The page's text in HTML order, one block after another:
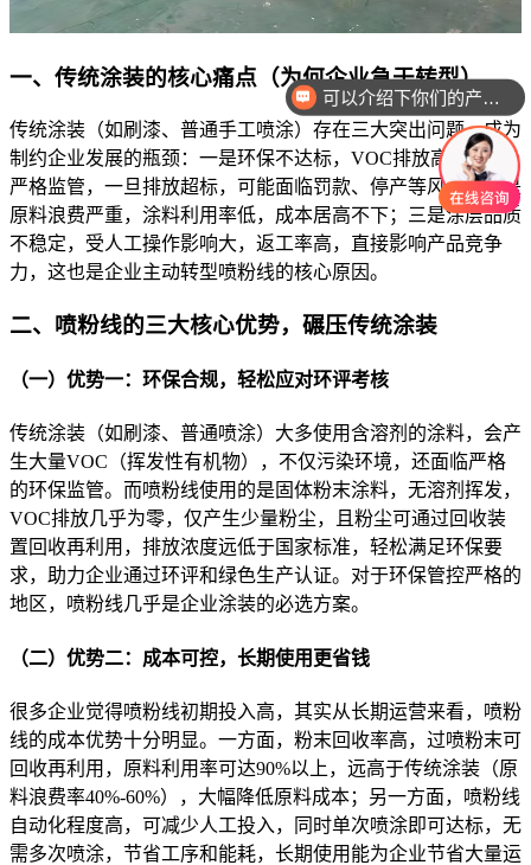
一、传统涂装的核心痛点（为何企业急于转型）
传统涂装（如刷漆、普通手工喷涂）存在三大突出问题，成为
制约企业发展的瓶颈：一是环保不达标，VOC排放高，面临
严格监管，一旦排放超标，可能面临罚款、停产等风险；二是
原料浪费严重，涂料利用率低，成本居高不下；三是涂层品质
不稳定，受人工操作影响大，返工率高，直接影响产品竞争
力，这也是企业主动转型喷粉线的核心原因。
二、喷粉线的三大核心优势，碾压传统涂装
（一）优势一：环保合规，轻松应对环评考核
传统涂装（如刷漆、普通喷涂）大多使用含溶剂的涂料，会产
生大量VOC（挥发性有机物），不仅污染环境，还面临严格
的环保监管。而喷粉线使用的是固体粉末涂料，无溶剂挥发，
VOC排放几乎为零，仅产生少量粉尘，且粉尘可通过回收装
置回收再利用，排放浓度远低于国家标准，轻松满足环保要
求，助力企业通过环评和绿色生产认证。对于环保管控严格的
地区，喷粉线几乎是企业涂装的必选方案。
（二）优势二：成本可控，长期使用更省钱
很多企业觉得喷粉线初期投入高，其实从长期运营来看，喷粉
线的成本优势十分明显。一方面，粉末回收率高，过喷粉末可
回收再利用，原料利用率可达90%以上，远高于传统涂装（原
料浪费率40%-60%），大幅降低原料成本；另一方面，喷粉线
自动化程度高，可减少人工投入，同时单次喷涂即可达标，无
需多次喷涂，节省工序和能耗，长期使用能为企业节省大量运